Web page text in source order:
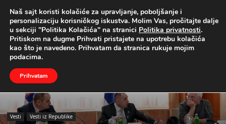
UŽIVO
Naslovna Vesti Vesti iz Republike
Vesti Vesti iz Republike
Naš sajt koristi kolačiće za upravljanje, poboljšanje i
personalizaciju korisničkog iskustva. Molim Vas, pročitajte dalje
u sekciji "Politika Kolačića" na stranici Politika privatnosti.
Pritiskom na dugme Prihvati pristajete na upotrebu kolačića
kao što je navedeno. Prihvatam da stranica rukuje mojim
podacima.
Prihvatam